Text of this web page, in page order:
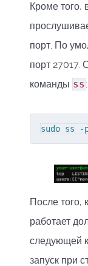
Кроме того,
порт. По
порт 27017.
команды ss :
sudo ss -
После того,
работает
следующей
запуск при